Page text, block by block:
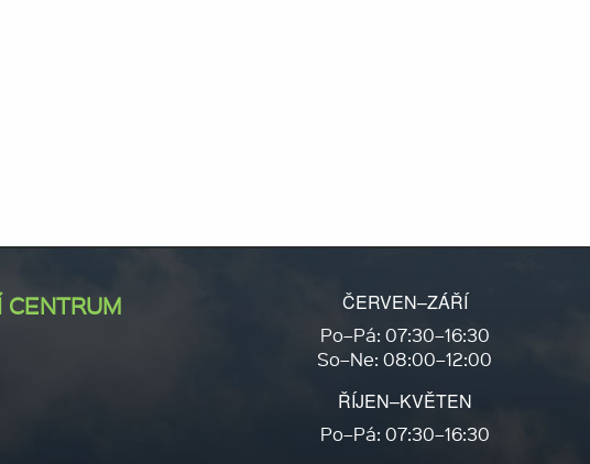
CENTRUM
ČERVEN–ZÁŘÍ
Po–Pá: 07:30–16:30
So–Ne: 08:00–12:00
ŘÍJEN–KVĚTEN
Po–Pá: 07:30–16:30